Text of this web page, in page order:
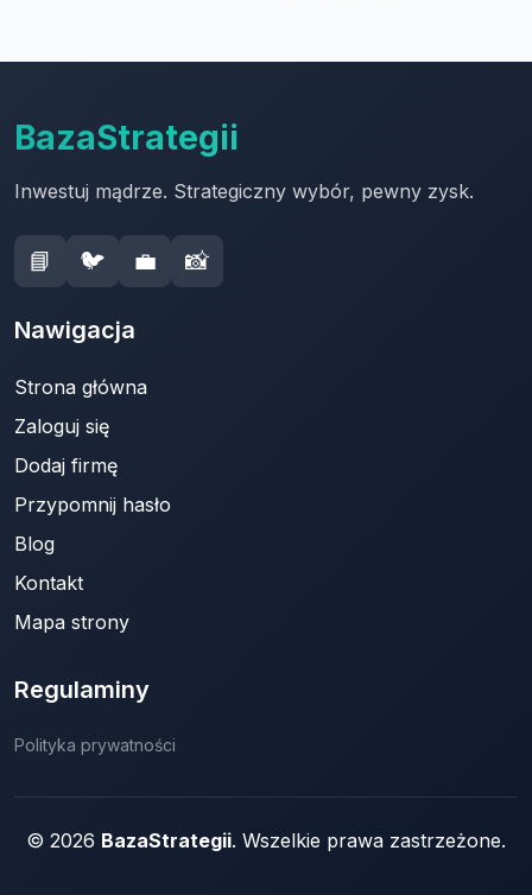
BazaStrategii
Inwestuj mądrze. Strategiczny wybór, pewny zysk.
📘 🐦 💼 📸
Nawigacja
Strona główna
Zaloguj się
Dodaj firmę
Przypomnij hasło
Blog
Kontakt
Mapa strony
Regulaminy
Polityka prywatności
© 2026 BazaStrategii. Wszelkie prawa zastrzeżone.